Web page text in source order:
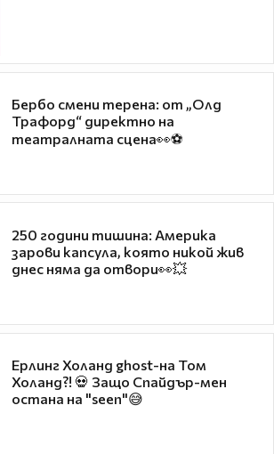
Бербо смени терена: от „Олд
Трафорд“ директно на
театралната сцена👀⚽
250 години тишина: Америка
зарови капсула, която никой жив
днес няма да отвори👀💥
Ерлинг Холанд ghost-на Том
Холанд?! 💀 Защо Спайдър-мен
остана на "seen"😅